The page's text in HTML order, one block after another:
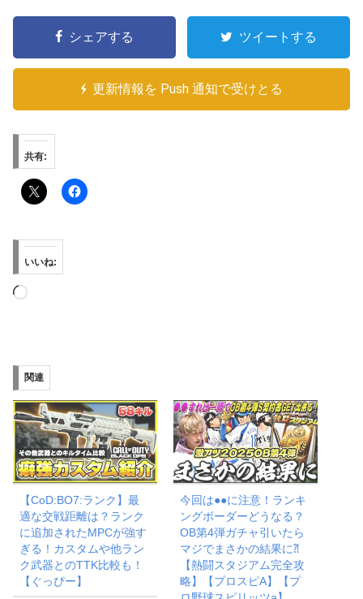
シェアする ツイートする
更新情報を Push 通知で受けとる
共有:
いいね:
読
み
中…
関連
【CoD:BO7:ランク】最
適な交戦距離は？ランク
に追加されたMPCが強す
ぎる！カスタムや他ラン
ク武器とのTTK比較も！
【ぐっぴー】
今回は●●に注意！ランキ
ングボーダーどうなる？
OB第4弾ガチャ引いたら
マジでまさかの結果に⁈
【熱闘スタジアム完全攻
略】【プロスピA】【プ